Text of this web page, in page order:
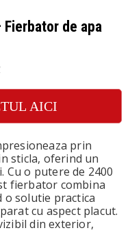
Fierbator de apa
AICI
prin
sticla, oferind un
Cu o putere de 2400
fierbator combina
solutie practica
cu aspect placut.
din exterior,